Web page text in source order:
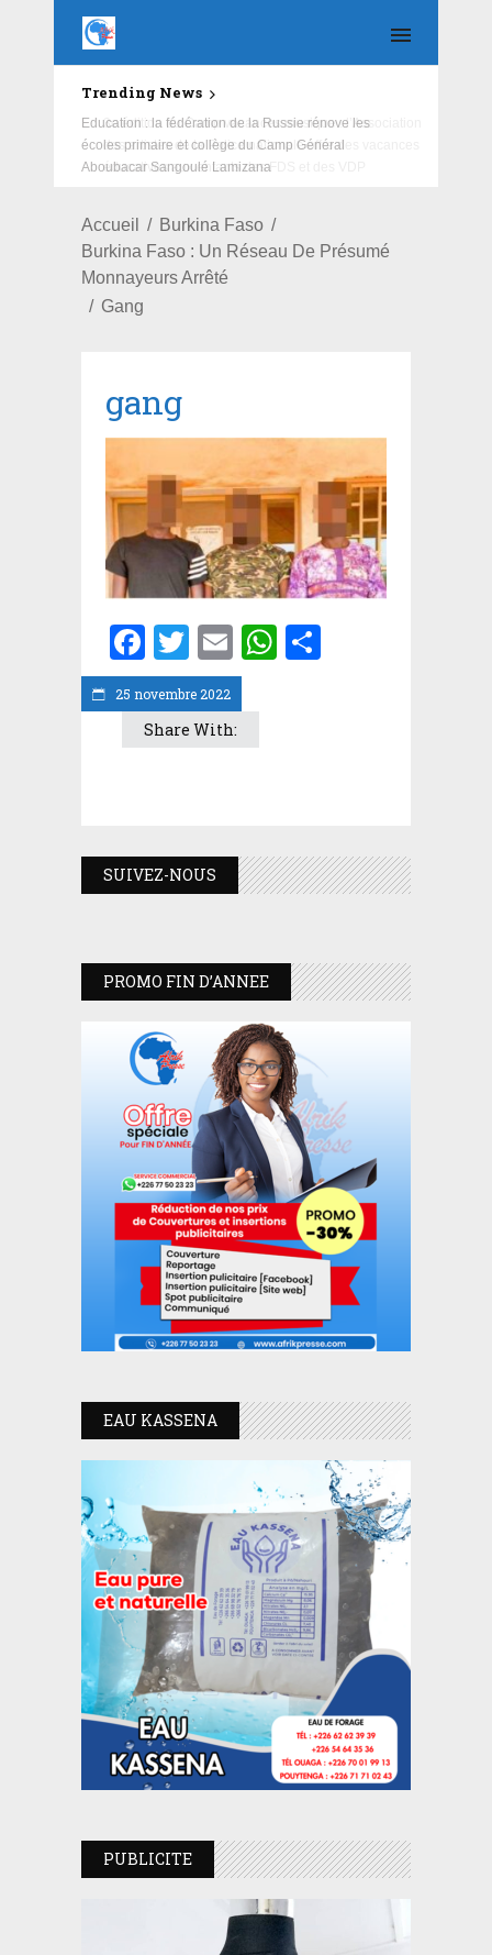
Trending News
Education : la fédération de la Russie rénove les
écoles primaire et collège du Camp Général
Aboubacar Sangoulé Lamizana
Accueil
Burkina Faso
Burkina Faso : Un Réseau De Présumé
Monnayeurs Arrêté
Gang
25 novembre 2022
gang
Facebook
Twitter
EmailWhatsApp
Share With:
SUIVEZ-NOUS
PROMO FIN D’ANNEE
EAU KASSENA
PUBLICITE